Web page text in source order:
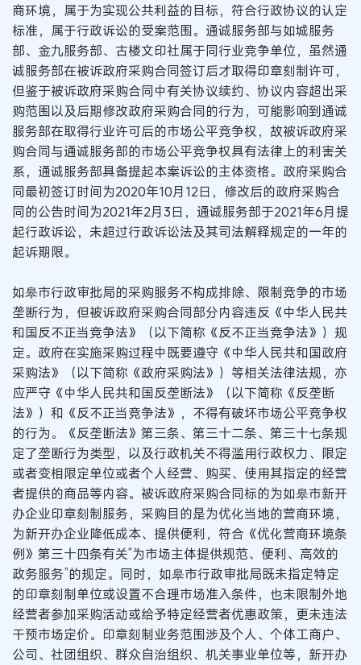
商环境，属于为实现公共利益的目标，符合行政协议的认定
标准，属于行政诉讼的受案范围。通诚服务部与如城服务
部、金九服务部、古楼文印社属于同行业竞争单位，虽然通
诚服务部在被诉政府采购合同签订后才取得印章刻制许可，
但鉴于被诉政府采购合同中有关协议续约、协议内容超出采
购范围以及后期修改政府采购合同的行为，可能影响到通诚
服务部在取得行业许可后的市场公平竞争权，故被诉政府采
购合同与通诚服务部的市场公平竞争权具有法律上的利害关
系，通诚服务部具备提起本案诉讼的主体资格。政府采购合
同最初签订时间为2020年10月12日，修改后的政府采购合
同的公告时间为2021年2月3日，通诚服务部于2021年6月提
起行政诉讼，未超过行政诉讼法及其司法解释规定的一年的
起诉期限。
如皋市行政审批局的采购服务不构成排除、限制竞争的市场
垄断行为，但被诉政府采购合同部分内容违反《中华人民共
和国反不正当竞争法》（以下简称《反不正当竞争法》）规
定。政府在实施采购过程中既要遵守《中华人民共和国政府
采购法》（以下简称《政府采购法》）等相关法律法规，亦
应严守《中华人民共和国反垄断法》（以下简称《反垄断
法》）和《反不正当竞争法》，不得有破坏市场公平竞争权
的行为。《反垄断法》第三条、第三十二条、第三十七条规
定了垄断行为类型，以及行政机关不得滥用行政权力、限定
或者变相限定单位或者个人经营、购买、使用其指定的经营
者提供的商品等内容。被诉政府采购合同标的为如皋市新开
办企业印章刻制服务，采购目的是为优化当地的营商环境，
为新开办企业降低成本、提供便利，符合《优化营商环境条
例》第三十四条有关“为市场主体提供规范、便利、高效的
政务服务”的规定。同时，如皋市行政审批局既未指定特定
的印章刻制单位或设置不合理市场准入条件，也未限制外地
经营者参加采购活动或给予特定经营者优惠政策，更未违法
干预市场定价。印章刻制业务范围涉及个人、个体工商户、
公司、社团组织、群众自治组织、机关事业单位等，新开办